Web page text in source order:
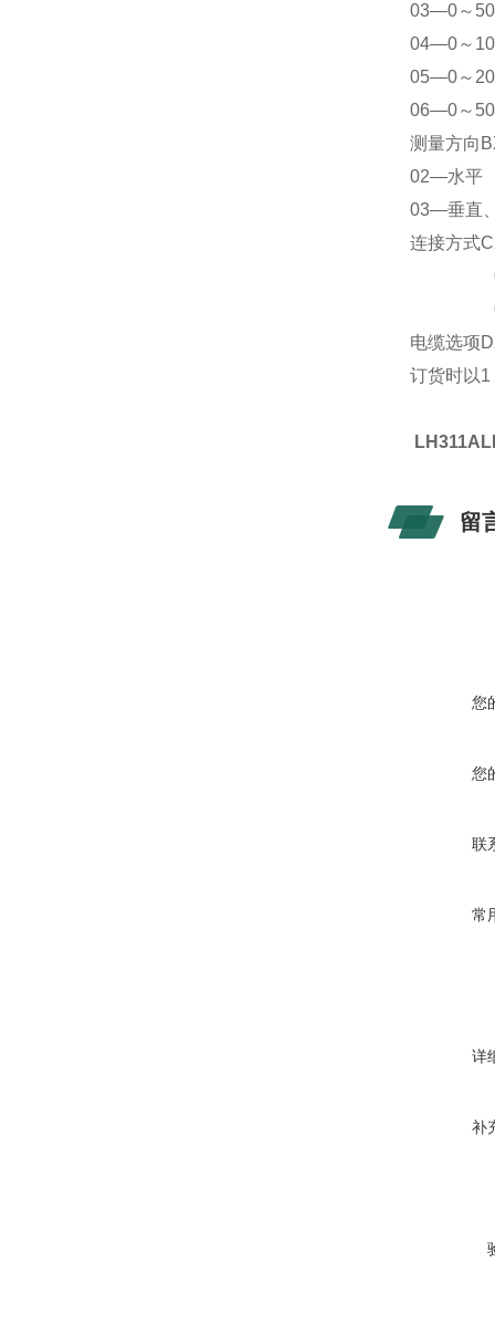
03—0～
04—0～
05—0～
06—0～
测量方向
02—水平
03—垂直
连接方式
电缆选项
订货时以
留
您
您
联
常
详
补